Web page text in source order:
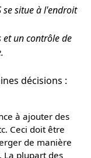
se situe à l'endroit
et un contrôle de
décisions :
à ajouter des
Ceci doit être
de manière
La plupart des